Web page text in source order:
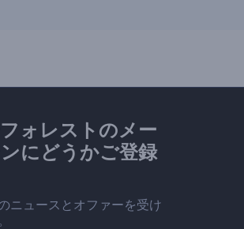
ォレストのメー
にどうかご登録
ニュースとオファーを受け